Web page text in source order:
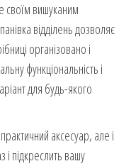
своїм вишуканим
відділень дозволяє
організовано і
функціональність і
для будь-якого
аксесуар, але і
підкреслить вашу